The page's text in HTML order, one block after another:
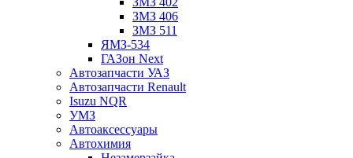
ЗМЗ 406
ЗМЗ 511
ЯМЗ-534
ГАЗон Next
Автозапчасти УАЗ
Автозапчасти Renault
Isuzu NQR
УМЗ
Автоаксессуары
Автохимия